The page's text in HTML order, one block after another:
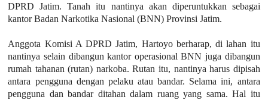
DPRD Jatim. Tanah itu nantinya akan diperuntukkan sebagai
kantor Badan Narkotika Nasional (BNN) Provinsi Jatim.
Anggota Komisi A DPRD Jatim, Hartoyo berharap, di lahan itu
nantinya selain dibangun kantor operasional BNN juga dibangun
rumah tahanan (rutan) narkoba. Rutan itu, nantinya harus dipisah
antara pengguna dengan pelaku atau bandar. Selama ini, antara
pengguna dan bandar ditahan dalam ruang yang sama. Hal itu